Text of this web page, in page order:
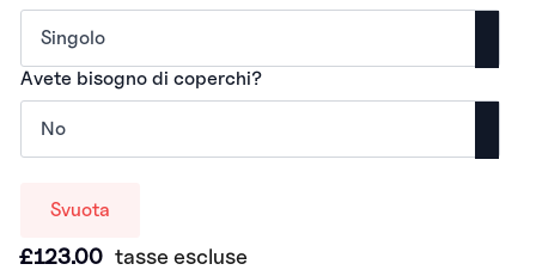
Avete bisogno di coperchi?
Svuota
£123.00 tasse escluse